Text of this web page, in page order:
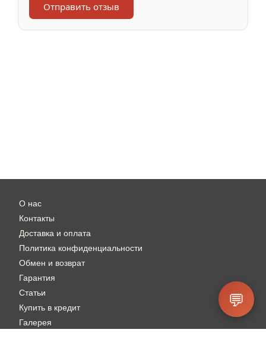
Отправить отзыв
О нас
Контакты
Доставка и оплата
Политика конфиденциальности
Обмен и возврат
Гарантия
Статьи
Купить в кредит
Галерея
💬